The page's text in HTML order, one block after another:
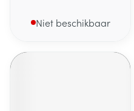
Niet beschikbaar